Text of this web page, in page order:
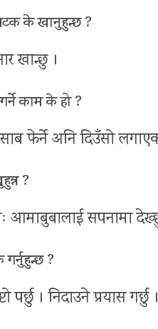
के खानुहुन्छ ?
खान्छु ।
काम के हो ?
फेर्ने अनि दिउँसो
?
आमाबुबालाई सपनामा
?
पर्छु । निदाउने प्रयास गर्छु ।